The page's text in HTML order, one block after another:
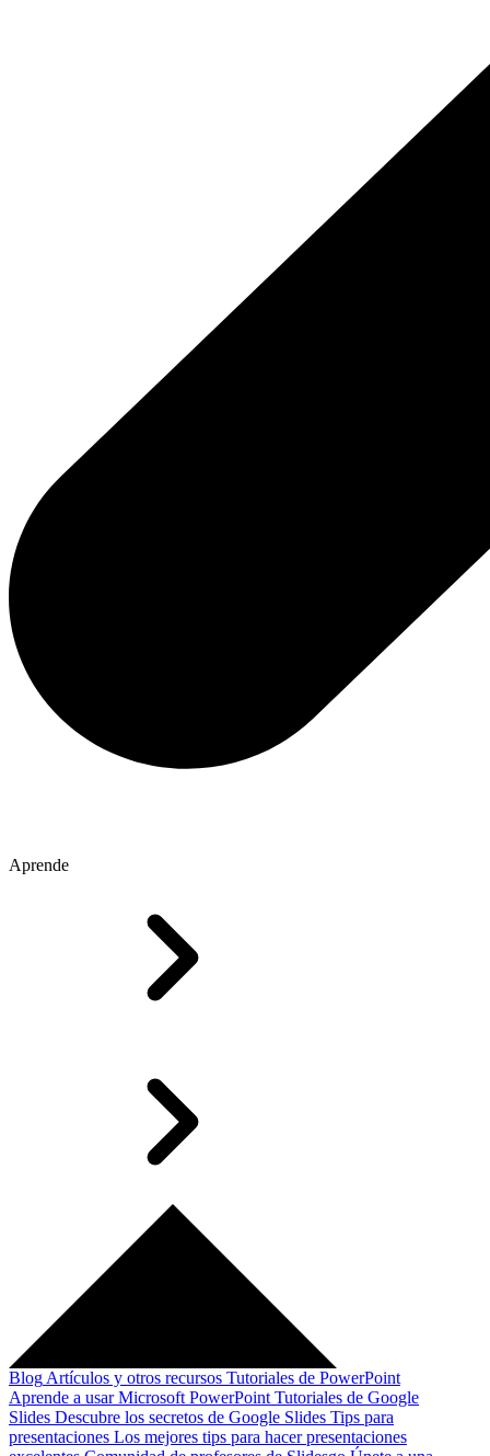
Aprende
Blog Artículos y otros recursos Tutoriales de PowerPoint
Aprende a usar Microsoft PowerPoint Tutoriales de Google
Slides Descubre los secretos de Google Slides Tips para
presentaciones Los mejores tips para hacer presentaciones